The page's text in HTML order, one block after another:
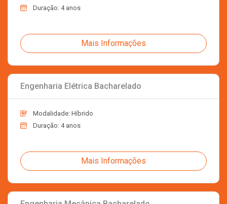
Duração: 4 anos
Mais Informações
Engenharia Elétrica Bacharelado
Modalidade: Híbrido
Duração: 4 anos
Mais Informações